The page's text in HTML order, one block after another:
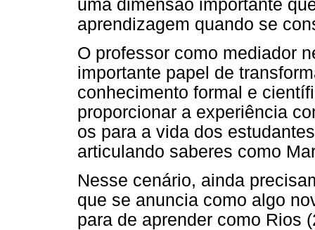
uma dimensão importante
aprendizagem quando se
O professor como mediador
importante papel de
conhecimento formal e
proporcionar a experiência
os para a vida dos
articulando saberes como
Nesse cenário, ainda
que se anuncia como algo
para de aprender como Rios